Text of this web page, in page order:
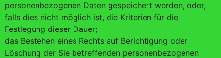
personenbezogenen Daten gespeichert werden, oder,
falls dies nicht möglich ist, die Kriterien für die
Festlegung dieser Dauer;
das Bestehen eines Rechts auf Berichtigung oder
Löschung der Sie betreffenden personenbezogenen